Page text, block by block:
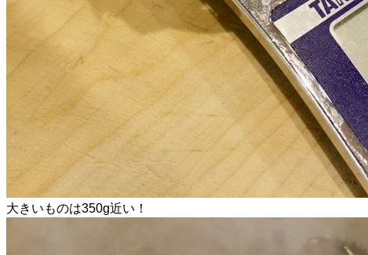
大きいものは350g近い！